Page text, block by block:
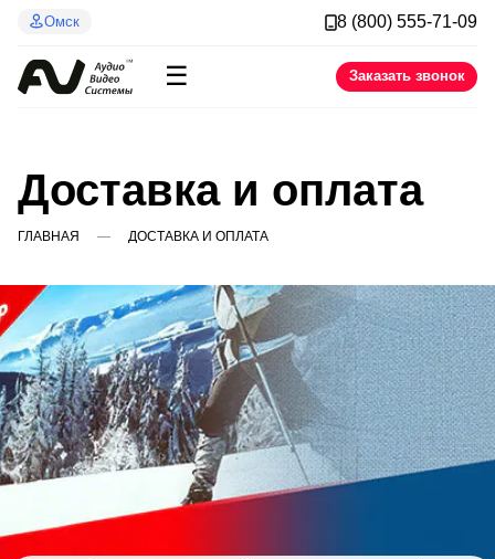
Омск 8 (800) 555-71-09
☰ Заказать звонок
Доставка и оплата
ГЛАВНАЯ ДОСТАВКА И ОПЛАТА